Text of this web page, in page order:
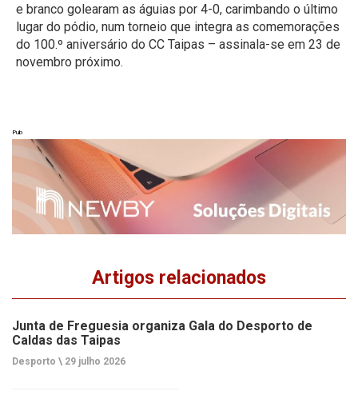
e branco golearam as águias por 4-0, carimbando o último
lugar do pódio, num torneio que integra as comemorações
do 100.º aniversário do CC Taipas – assinala-se em 23 de
novembro próximo.
Pub
Artigos relacionados
Junta de Freguesia organiza Gala do Desporto de
Caldas das Taipas
Desporto \ 29 julho 2026